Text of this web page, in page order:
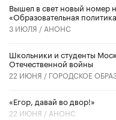
Вышел в свет новый номер
«Образовательная
3 ИЮЛЯ / АНОНС
Школьники и студенты
Отечественной войны
22 ИЮНЯ / ГОРОДСКОЕ
«Егор, давай во двор!»
22 ИЮНЯ / АНОНС